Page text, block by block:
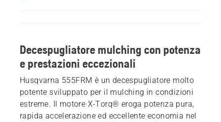
Decespugliatore mulching con potenza
e prestazioni eccezionali
Husqvarna 555FRM è un decespugliatore molto
potente sviluppato per il mulching in condizioni
estreme. Il motore X-Torq® eroga potenza pura,
rapida accelerazione ed eccellente economia nel